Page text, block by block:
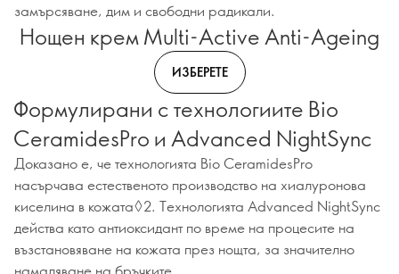
замърсяване, дим и свободни радикали.
Нощен крем Multi-Active Anti-Ageing
ИЗБЕРЕТЕ
Формулирани с технологиите Bio
CeramidesPro и Advanced NightSync
Доказано е, че технологията Bio CeramidesPro
насърчава естественото производство на хиалуронова
киселина в кожата◊2. Технологията Advanced NightSync
действа като антиоксидант по време на процесите на
възстановяване на кожата през нощта, за значително
намаляване на бръчките.